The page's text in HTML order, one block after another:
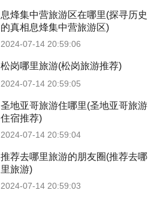
息烽集中营旅游区在哪里(探寻历史
的真相息烽集中营旅游区)
2024-07-14 20:59:06
松岗哪里旅游(松岗旅游推荐)
2024-07-14 20:59:05
圣地亚哥旅游住哪里(圣地亚哥旅游
住宿推荐)
2024-07-14 20:59:04
推荐去哪里旅游的朋友圈(推荐去哪
里旅游)
2024-07-14 20:59:03